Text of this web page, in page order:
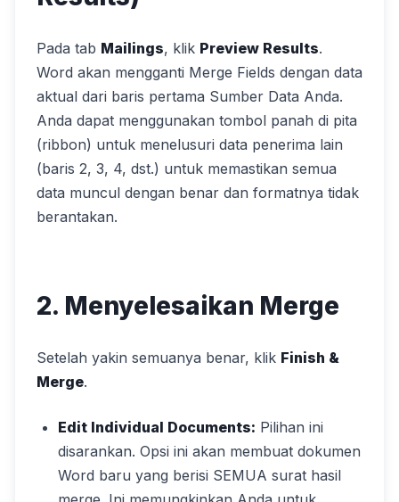
Pada tab Mailings, klik Preview Results.
Word akan mengganti Merge Fields dengan data
aktual dari baris pertama Sumber Data Anda.
Anda dapat menggunakan tombol panah di pita
(ribbon) untuk menelusuri data penerima lain
(baris 2, 3, 4, dst.) untuk memastikan semua
data muncul dengan benar dan formatnya tidak
berantakan.
2. Menyelesaikan Merge
Setelah yakin semuanya benar, klik Finish &
Merge.
Edit Individual Documents: Pilihan ini
disarankan. Opsi ini akan membuat dokumen
Word baru yang berisi SEMUA surat hasil